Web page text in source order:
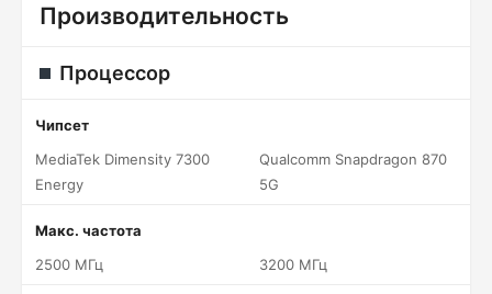
Производительность
Процессор
Чипсет
MediaTek Dimensity 7300
Energy
Qualcomm Snapdragon 870
5G
Макс. частота
2500 МГц
3200 МГц